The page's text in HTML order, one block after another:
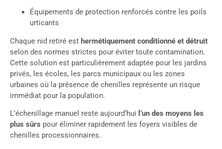
Équipements de protection renforcés contre les poils
urticants
Chaque nid retiré est hermétiquement conditionné et détruit
selon des normes strictes pour éviter toute contamination.
Cette solution est particulièrement adaptée pour les jardins
privés, les écoles, les parcs municipaux ou les zones
urbaines où la présence de chenilles représente un risque
immédiat pour la population.
L’échenillage manuel reste aujourd’hui l’un des moyens les
plus sûrs pour éliminer rapidement les foyers visibles de
chenilles processionnaires.